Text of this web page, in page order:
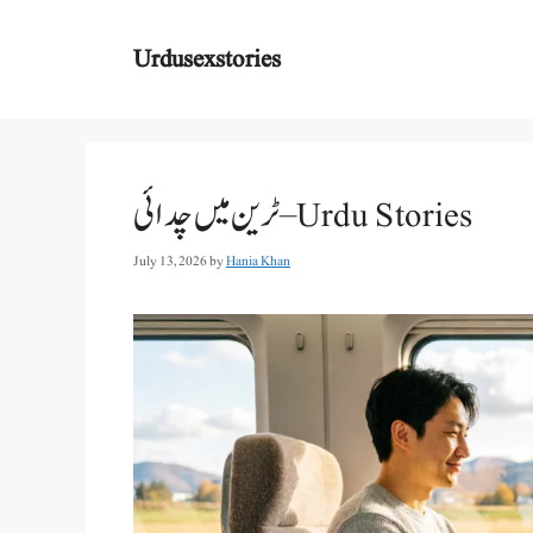
Urdusexstories
ٹرین میں چدائی – Urdu Stories
July 13, 2026byHania Khan